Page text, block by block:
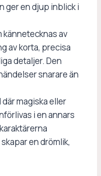
ger en djup inblick i
kännetecknas av
av korta, precisa
detaljer. Den
snarare än
där magiska eller
i en annars
en drömlik,